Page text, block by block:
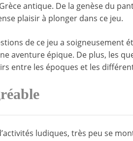
antique. De la genèse du
plaisir à plonger dans ce jeu.
de ce jeu a
aventure épique. De plus, les
entre les époques et les
ludiques, très peu se